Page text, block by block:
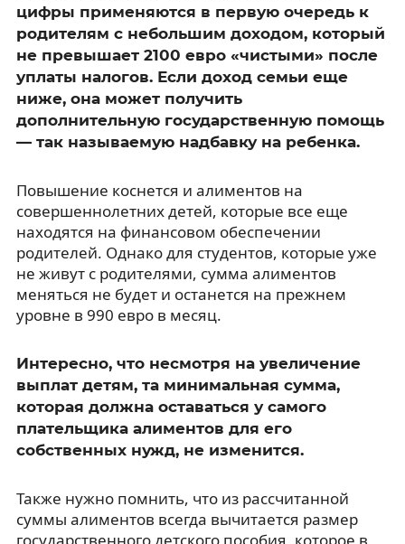
цифры применяются в первую очередь к
родителям с небольшим доходом, который
не превышает 2100 евро «чистыми» после
уплаты налогов. Если доход семьи еще
ниже, она может получить
дополнительную государственную помощь
— так называемую надбавку на ребенка.
Повышение коснется и алиментов на
совершеннолетних детей, которые все еще
находятся на финансовом обеспечении
родителей. Однако для студентов, которые уже
не живут с родителями, сумма алиментов
меняться не будет и останется на прежнем
уровне в 990 евро в месяц.
Интересно, что несмотря на увеличение
выплат детям, та минимальная сумма,
которая должна оставаться у самого
плательщика алиментов для его
собственных нужд, не изменится.
Также нужно помнить, что из рассчитанной
суммы алиментов всегда вычитается размер
государственного детского пособия, которое в